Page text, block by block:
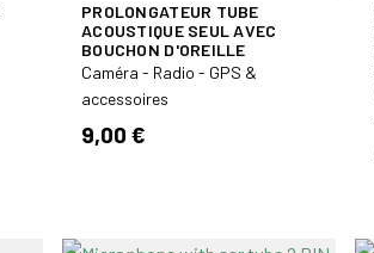
PROLONGATEUR TUBE
ACOUSTIQUE SEUL AVEC
BOUCHON D'OREILLE
Caméra - Radio - GPS &
accessoires
9,00 €